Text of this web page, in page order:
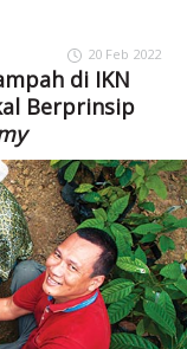
20 Feb 2022
di IKN
Berprinsip